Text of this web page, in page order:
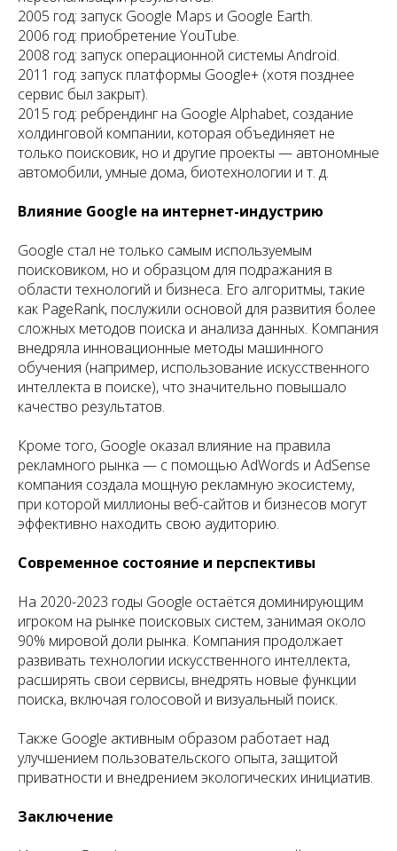
2005 год: запуск Google Maps и Google Earth.
2006 год: приобретение YouTube.
2008 год: запуск операционной системы Android.
2011 год: запуск платформы Google+ (хотя позднее
сервис был закрыт).
2015 год: ребрендинг на Google Alphabet, создание
холдинговой компании, которая объединяет не
только поисковик, но и другие проекты — автономные
автомобили, умные дома, биотехнологии и т. д.
Влияние Google на интернет-индустрию
Google стал не только самым используемым
поисковиком, но и образцом для подражания в
области технологий и бизнеса. Его алгоритмы, такие
как PageRank, послужили основой для развития более
сложных методов поиска и анализа данных. Компания
внедряла инновационные методы машинного
обучения (например, использование искусственного
интеллекта в поиске), что значительно повышало
качество результатов.
Кроме того, Google оказал влияние на правила
рекламного рынка — с помощью AdWords и AdSense
компания создала мощную рекламную экосистему,
при которой миллионы веб-сайтов и бизнесов могут
эффективно находить свою аудиторию.
Современное состояние и перспективы
На 2020-2023 годы Google остаётся доминирующим
игроком на рынке поисковых систем, занимая около
90% мировой доли рынка. Компания продолжает
развивать технологии искусственного интеллекта,
расширять свои сервисы, внедрять новые функции
поиска, включая голосовой и визуальный поиск.
Также Google активным образом работает над
улучшением пользовательского опыта, защитой
приватности и внедрением экологических инициатив.
Заключение